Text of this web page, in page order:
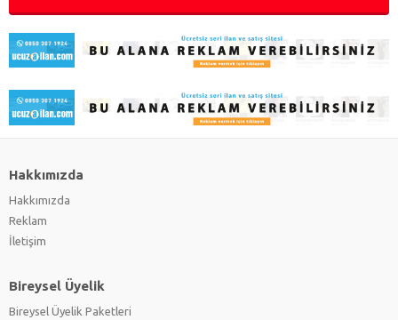
Hakkımızda
Hakkımızda
Reklam
İletişim
Bireysel Üyelik
Bireysel Üyelik Paketleri